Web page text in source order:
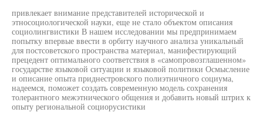
привлекает внимание представителей исторической и
этносоциологической науки, еще не стало объектом описания
социолингвистики В нашем исследовании мы предпринимаем
попытку впервые ввести в орбиту научного анализа уникальный
для постсоветского пространства материал, манифестирующий
прецедент оптимального соответствия в «самопровозглашенном»
государстве языковой ситуации и языковой политики Осмысление
и описание опыта приднестровского полиэтничного социума,
надеемся, поможет создать современную модель сохранения
толерантного межэтнического общения и добавить новый штрих к
опыту региональной социорусистики